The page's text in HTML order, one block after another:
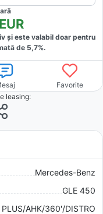
EUR
și este valabil doar pentru
de 5,7%.
Favorite
leasing:
Mercedes-Benz
GLE 450
AHK/360'/DISTRO